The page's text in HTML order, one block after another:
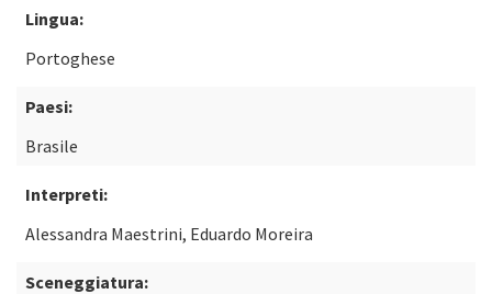
Lingua:
Portoghese
Paesi:
Brasile
Interpreti:
Alessandra Maestrini, Eduardo Moreira
Sceneggiatura: